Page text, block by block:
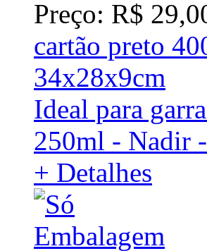
Preço: R$
cartão preto
34x28x9cm
Ideal para
250ml - Nadir
+ Detalhes